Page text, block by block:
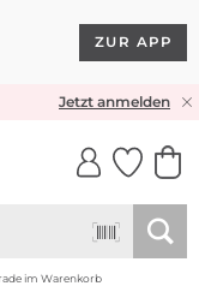
ZUR APP
Jetzt anmelden
im Warenkorb